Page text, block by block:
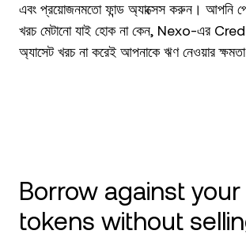
সব অ্যাসেট ব্রাউজ করুন
এবং প্রয়োজনমতো ফান্ড অ্যাক্সেস করুন। আপনি
খরচ মেটানো যাই হোক না কেন, Nexo-এর
অ্যাসেট খরচ না করেই আপনাকে ঋণ নেওয়ার
Borrow against your
tokens without